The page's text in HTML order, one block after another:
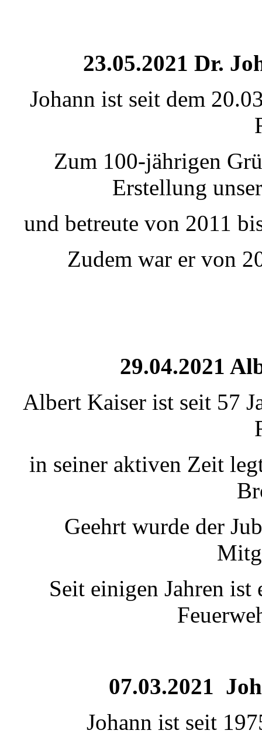
23.05.2021 Dr.
Johann ist seit dem
Zum 100-jährigen
Erstellung
und betreute von 2011
Zudem war er von
29.04.2021
Albert Kaiser ist seit 57
in seiner aktiven Zeit
Geehrt wurde der
Seit einigen Jahren ist
07.03.2021
Johann ist seit